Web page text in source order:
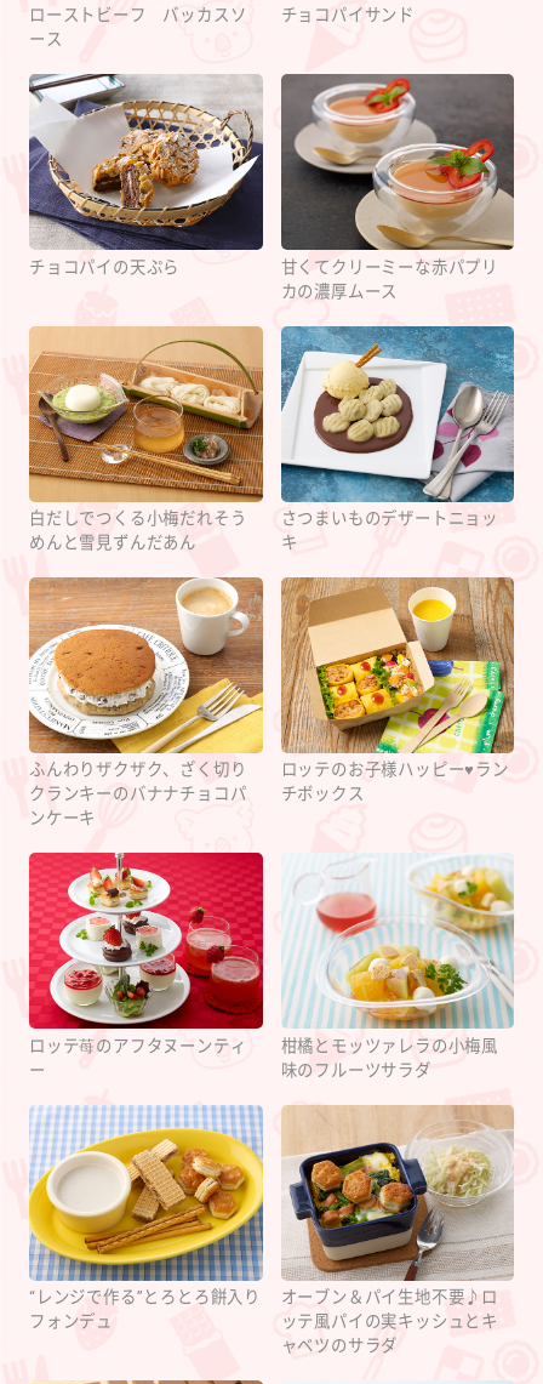
ローストビーフ バッカスソ
ース
チョコパイサンド
チョコパイの天ぷら
甘くてクリーミーな赤パプリ
カの濃厚ムース
白だしでつくる小梅だれそう
めんと雪見ずんだあん
さつまいものデザートニョッ
キ
ふんわりザクザク、ざく切り
クランキーのバナナチョコパ
ンケーキ
ロッテのお子様ハッピー♥ラン
チボックス
ロッテ苺のアフタヌーンティ
ー
柑橘とモッツァレラの小梅風
味のフルーツサラダ
“レンジで作る”とろとろ餅入り
フォンデュ
オーブン＆パイ生地不要♪ロ
ッテ風パイの実キッシュとキ
ャベツのサラダ